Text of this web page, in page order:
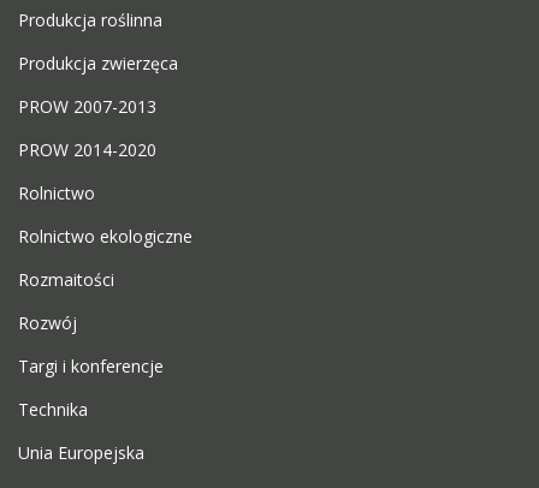
Produkcja roślinna
Produkcja zwierzęca
PROW 2007-2013
PROW 2014-2020
Rolnictwo
Rolnictwo ekologiczne
Rozmaitości
Rozwój
Targi i konferencje
Technika
Unia Europejska